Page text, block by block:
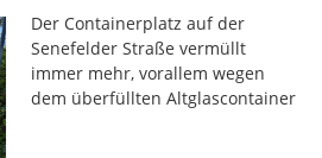
Der Containerplatz auf der
Senefelder Straße vermüllt
immer mehr, vorallem wegen
dem überfüllten Altglascontainer